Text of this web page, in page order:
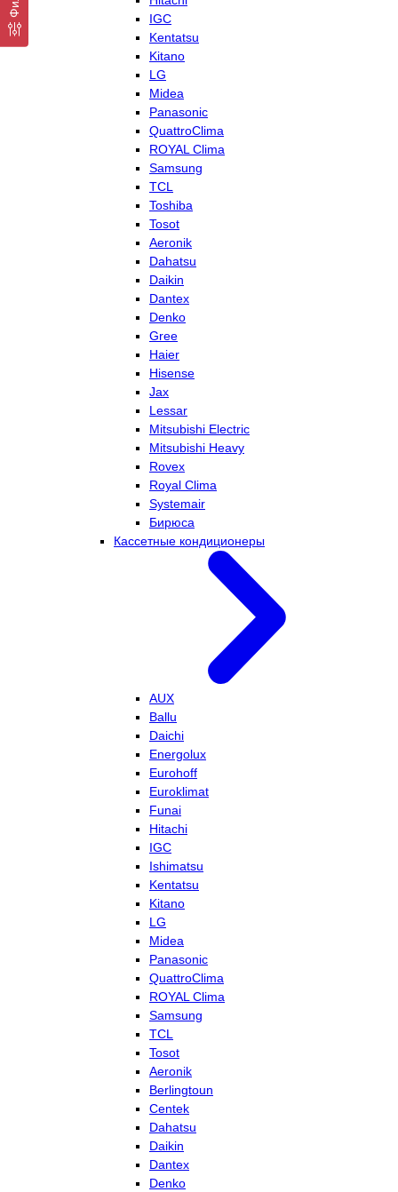
IGC
Kentatsu
Kitano
LG
Midea
Panasonic
QuattroClima
ROYAL Clima
Samsung
TCL
Toshiba
Tosot
Aeronik
Dahatsu
Daikin
Dantex
Denko
Gree
Haier
Hisense
Jax
Lessar
Mitsubishi Electric
Mitsubishi Heavy
Rovex
Royal Clima
Systemair
Бирюса
Кассетные кондиционеры
AUX
Ballu
Daichi
Energolux
Eurohoff
Euroklimat
Funai
Hitachi
IGC
Ishimatsu
Kentatsu
Kitano
LG
Midea
Panasonic
QuattroClima
ROYAL Clima
Samsung
TCL
Tosot
Aeronik
Berlingtoun
Centek
Dahatsu
Daikin
Dantex
Denko